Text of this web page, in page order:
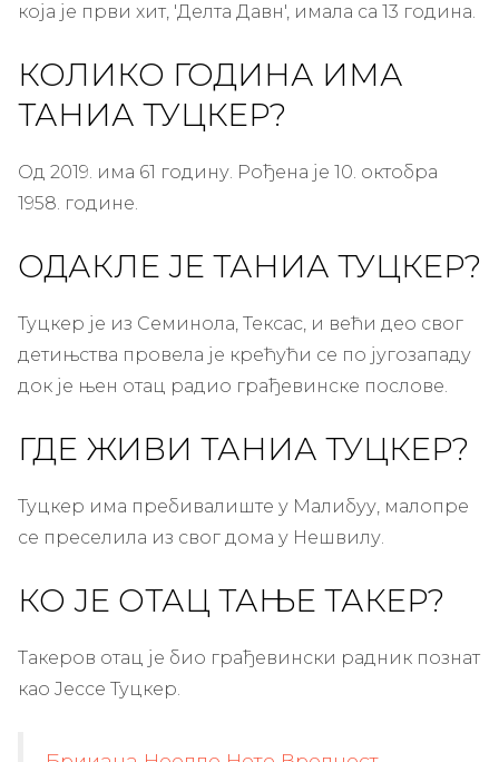
која је први хит, 'Делта Давн', имала са 13 година.
КОЛИКО ГОДИНА ИМА
ТАНИА ТУЦКЕР?
Од 2019. има 61 годину. Рођена је 10. октобра
1958. године.
ОДАКЛЕ ЈЕ ТАНИА ТУЦКЕР?
Туцкер је из Семинола, Тексас, и већи део свог
детињства провела је крећући се по југозападу
док је њен отац радио грађевинске послове.
ГДЕ ЖИВИ ТАНИА ТУЦКЕР?
Туцкер има пребивалиште у Малибуу, малопре
се преселила из свог дома у Нешвилу.
КО ЈЕ ОТАЦ ТАЊЕ ТАКЕР?
Такеров отац је био грађевински радник познат
као Јессе Туцкер.